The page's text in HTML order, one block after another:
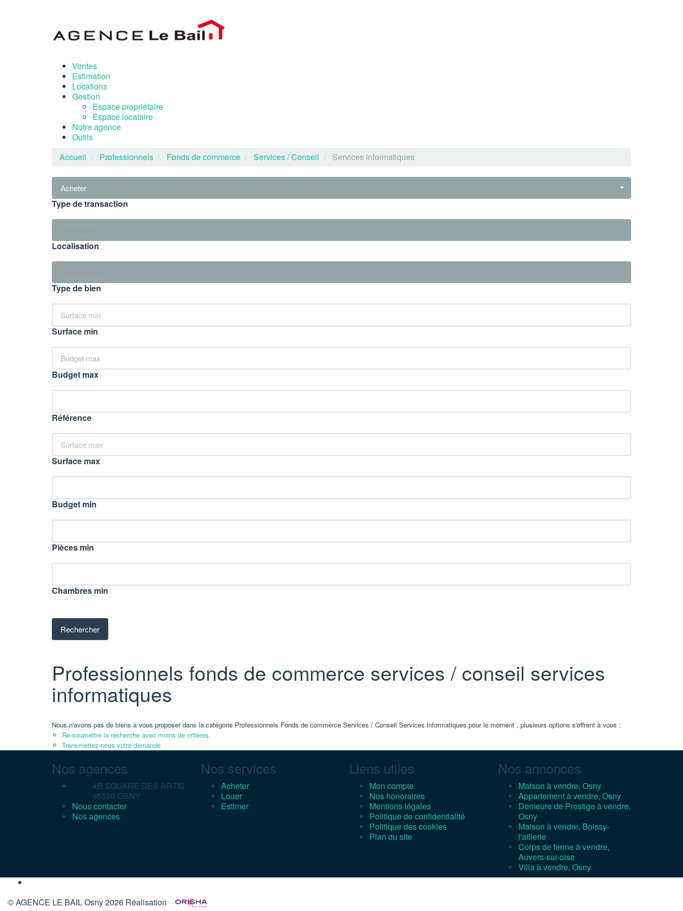
Ventes
Estimation
Locations
Gestion
Espace propriétaire
Espace locataire
Notre agence
Outils
Accueil
Professionnels Fonds de commerce Services / Conseil Services informatiques
Acheter
Type de transaction
Localisation
Type de bien
Surface min
Budget max
Référence
Surface max
Budget min
Pièces min
Chambres min
Professionnels fonds de commerce services / conseil services
informatiques
Nous n'avons pas de biens à vous proposer dans la catégorie Professionnels Fonds de commerce Services / Conseil Services informatiques pour le moment , plusieurs options s'offrent à vous :
Re-soumettre la recherche avec moins de critères.
Transmettez-nous votre demande
Nos agences
4B SQUARE DES ARTISTES,
95520 OSNY
Nous contacter
Nos agences
Nos services
Acheter
Louer
Estimer
Liens utiles
Mon compte
Nos honoraires
Mentions légales
Politique de confidentialité
Politique des cookies
Plan du site
Nos annonces
Maison à vendre, Osny
Appartement à vendre, Osny
Demeure de Prestige à vendre,
Osny
Maison à vendre, Boissy-
l'aillerie
Corps de ferme à vendre,
Auvers-sur-oise
Villa à vendre, Osny
© AGENCE LE BAIL Osny 2026 Réalisation